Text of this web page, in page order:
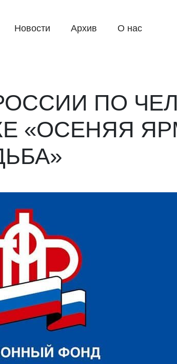
Новости Архив О нас
ПО
«ОСЕНЯЯ